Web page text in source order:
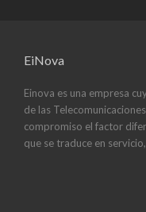
EiNova
Einova es una empresa
de las
compromiso el factor
que se traduce en